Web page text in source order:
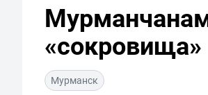
«сокровища»
Мурманск